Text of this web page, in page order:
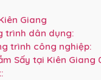
Giang
trình dân dụng:
trình công nghiệp:
Sấy tại Kiên